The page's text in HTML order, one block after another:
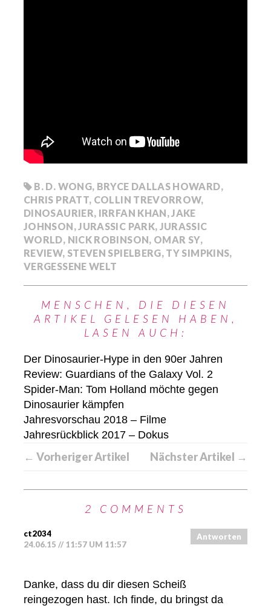
B. D. WONG, BRYCE DALLAS HOWARD,
CHRIS PRATT, COLLIN TREVORROW,
DINOSAURIER, IRRFAN KHAN,JAKE
JOHNSON,JURASSIC PARK, JURASSIC
WORLD, NICK ROBINSON, OMAR SY,
REVIEW, STEVEN SPIELBERG, TY SIMPKINS,
VERGESSENE WELT
MENSCHEN, DIE DIESEN
ARTIKEL GELESEN HABEN,
LASEN AUCH:
Der Dinosaurier-Hype in den 90er Jahren
Review: Guardians of the Galaxy Vol. 2
Spider-Man: Tom Holland möchte gegen
Dinosaurier kämpfen
Jahresvorschau 2018 – Filme
Jahresrückblick 2017 – Dokus
← Vorheriger Artikel Nächster Artikel →
2 COMMENTS
ct2034
24.06.15 // 11:57 UM 11:57
Antworten
Danke, dass du dir diesen Scheiß
reingezogen hast. Ich finde, du bringst da